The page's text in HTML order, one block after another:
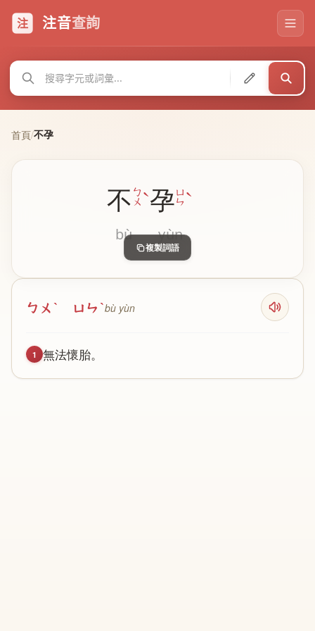
注 注音查詢
首頁/不孕
不 ㄅ
ㄨˋ
bù
孕ㄩ
ㄣˋ
yùn
複製詞語
ㄅㄨˋ ㄩㄣˋbù yùn
1 無法懷胎。